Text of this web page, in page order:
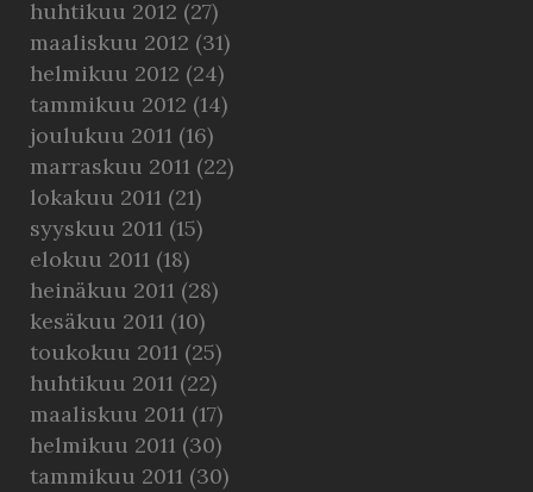
huhtikuu 2012 (27)
maaliskuu 2012 (31)
helmikuu 2012 (24)
tammikuu 2012 (14)
joulukuu 2011 (16)
marraskuu 2011 (22)
lokakuu 2011 (21)
syyskuu 2011 (15)
elokuu 2011 (18)
heinäkuu 2011 (28)
kesäkuu 2011 (10)
toukokuu 2011 (25)
huhtikuu 2011 (22)
maaliskuu 2011 (17)
helmikuu 2011 (30)
tammikuu 2011 (30)